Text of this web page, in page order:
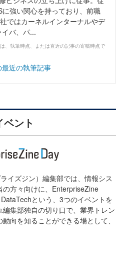
に強い関心を持っており、前職
ではカーネルインターナルやデ
バ、パ...
、執筆時点、または直近の記事の寄稿時点で
最近の執筆記事
ベント
イズジン）編集部では、情報シス
方々向けに、EnterpriseZine
という、3つのイベントを
集部独自の切り口で、業界トレン
向を知ることができる場として、